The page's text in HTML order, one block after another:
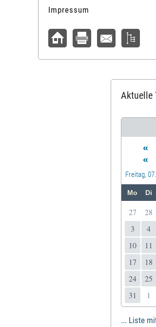
Impressum
Aktuelle
«
«
Freitag,
Mo Di
27 28
3
4
10
11
17
18
24
25
31
1
... Liste